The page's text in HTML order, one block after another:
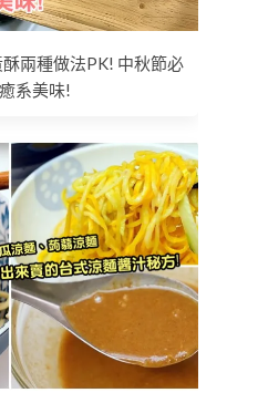
酥兩種做法PK! 中秋節必
系美味!